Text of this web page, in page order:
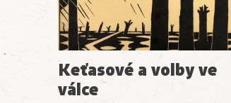
Keťasové a volby ve
válce